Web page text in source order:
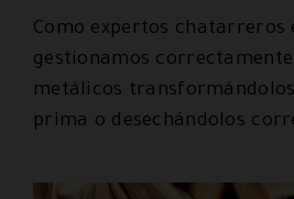
Como expertos chatarreros
gestionamos
metálicos
prima o desechándolos